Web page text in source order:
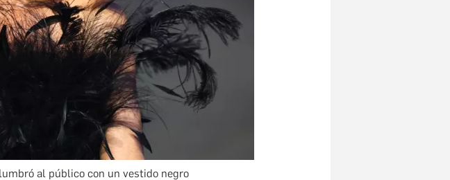
al público con un vestido negro